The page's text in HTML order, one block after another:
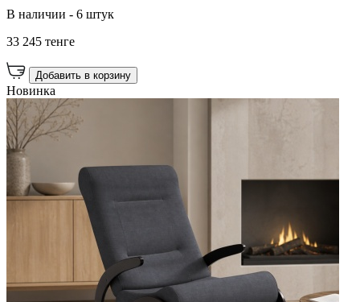
В наличии - 6 штук
33 245 тенге
Добавить в корзину
Новинка